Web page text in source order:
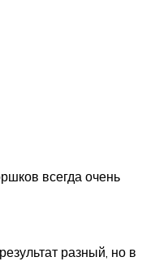
всегда очень
разный, но в